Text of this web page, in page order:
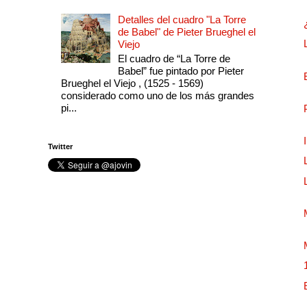
Detalles del cuadro "La Torre
de Babel" de Pieter Brueghel el
Viejo
El cuadro de “La Torre de
Babel” fue pintado por Pieter
Brueghel el Viejo , (1525 - 1569)
considerado como uno de los más grandes
pi...
Twitter